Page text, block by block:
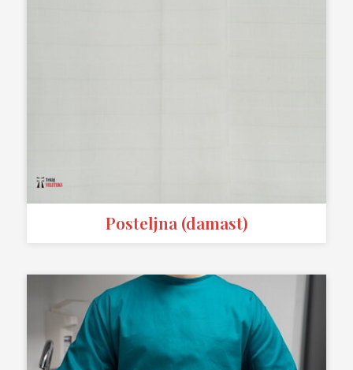
Posteljna (damast)